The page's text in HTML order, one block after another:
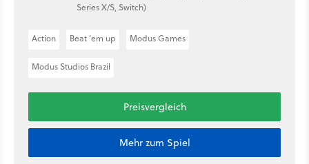
Series X/S, Switch)
Action Beat ’em up Modus Games
Modus Studios Brazil
Preisvergleich
Mehr zum Spiel